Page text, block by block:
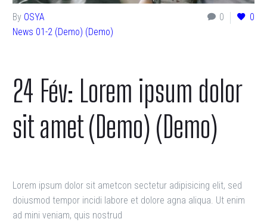
0 0
By OSYA
News 01-2 (Demo) (Demo)
24 Fév: Lorem ipsum dolor
sit amet (Demo) (Demo)
Lorem ipsum dolor sit ametcon sectetur adipisicing elit, sed
doiusmod tempor incidi labore et dolore agna aliqua. Ut enim
ad mini veniam, quis nostrud